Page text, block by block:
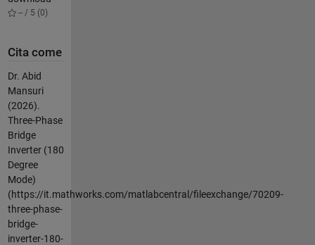
-- / 5 (0)
Cita come
Dr. Abid
Mansuri
(2026).
Three-Phase
Bridge
Inverter (180
Degree
Mode)
(https://it.mathworks.com/matlabcentral/fileexchange/70209-
three-phase-
bridge-
inverter-180-